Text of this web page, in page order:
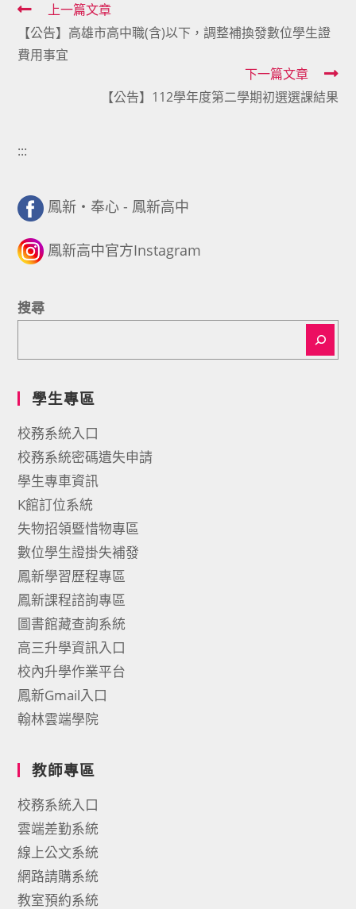
Read
more
articles
上一篇文章
【公告】高雄市高中職(含)以下，調整補換發數位學生證
費用事宜
下一篇文章
【公告】112學年度第二學期初選選課結果
:::
鳳新・奉心 - 鳳新高中
鳳新高中官方Instagram
搜尋
學生專區
校務系統入口
校務系統密碼遺失申請
學生專車資訊
K館訂位系統
失物招領暨惜物專區
數位學生證掛失補發
鳳新學習歷程專區
鳳新課程諮詢專區
圖書館藏查詢系統
高三升學資訊入口
校內升學作業平台
鳳新Gmail入口
翰林雲端學院
教師專區
校務系統入口
雲端差勤系統
線上公文系統
網路請購系統
教室預約系統